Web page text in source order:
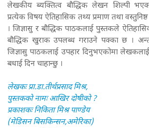
लेखकीय ब्यक्तित्व बौद्धिक लेखन शिल्पी भएका
प्रत्येक विषय ऐतिहासिक तथ्य प्रमाण तथा
। जिज्ञासु र बौद्धिक पाठकलाई पुस्तकले
बौद्धिक खुराक उपलब्ध गराउने पक्का छ ।
जिज्ञासु पाठकलाई उपहार दिनुभएकोमा लेखकलाई
बधाई दिन चाहान्छु ।
लेखकः प्रा.डा.तीर्थप्रसाद मिश्र,
पुस्तकको नामः आखिर दोषीको ?
प्रकाशकः निकिता मिश्र पाण्डेय
(मेडिसन बिसकिन्सन,अमेरिका)